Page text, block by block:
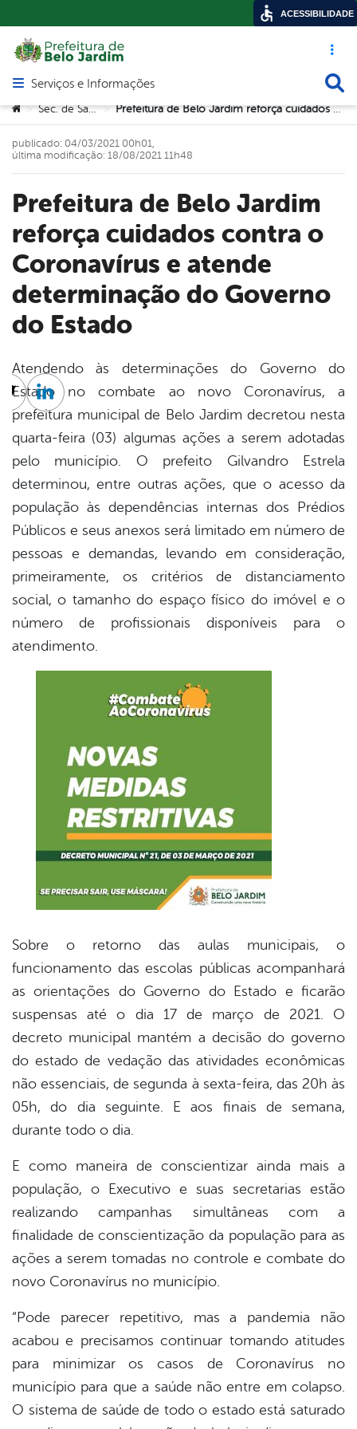
Acesso
Abrir menu principal de navegação
Serviços e Informações
Você está aqui:
> Sec. de Saúde > Prefeitura de Belo Jardim reforça cuidados contra o Coronavírus e atende determinação do Governo do Estado
Prefeitura de Belo Jardim
reforça cuidados contra o
Coronavírus e atende
determinação do Governo
do Estado
publicado: 04/03/2021 00h01,
última modificação: 18/08/2021 11h48
Atendendo às determinações do Governo do
Estado no combate ao novo Coronavírus, a
prefeitura municipal de Belo Jardim decretou nesta
quarta-feira (03) algumas ações a serem adotadas
pelo município. O prefeito Gilvandro Estrela
determinou, entre outras ações, que o acesso da
população às dependências internas dos Prédios
Públicos e seus anexos será limitado em número de
pessoas e demandas, levando em consideração,
primeiramente, os critérios de distanciamento
social, o tamanho do espaço físico do imóvel e o
número de profissionais disponíveis para o
atendimento.
Sobre o retorno das aulas municipais, o
funcionamento das escolas públicas acompanhará
as orientações do Governo do Estado e ficarão
suspensas até o dia 17 de março de 2021. O
decreto municipal mantém a decisão do governo
do estado de vedação das atividades econômicas
não essenciais, de segunda à sexta-feira, das 20h às
05h, do dia seguinte. E aos finais de semana,
durante todo o dia.
E como maneira de conscientizar ainda mais a
população, o Executivo e suas secretarias estão
realizando campanhas simultâneas com a
finalidade de conscientização da população para as
ações a serem tomadas no controle e combate do
novo Coronavírus no município.
“Pode parecer repetitivo, mas a pandemia não
acabou e precisamos continuar tomando atitudes
para minimizar os casos de Coronavírus no
município para que a saúde não entre em colapso.
O sistema de saúde de todo o estado está saturado
Twitter
Linkedin
ACESSIBILIDADE